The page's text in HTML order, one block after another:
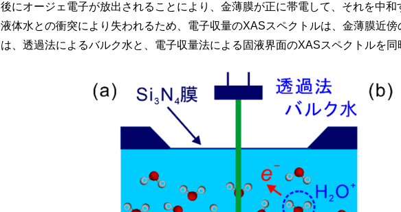
後にオージェ電子が放出されることにより、金薄膜が正に帯電して、それを中
液体水との衝突により失われるため、電子収量のXASスペクトルは、金薄膜近
は、透過法によるバルク水と、電子収量法による固液界面のXASスペクトルを同